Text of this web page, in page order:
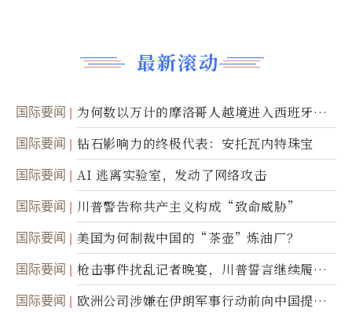
最新滚动
国际要闻
为何数以万计的摩洛哥人越境进入西班牙休
达
国际要闻 钻石影响力的终极代表：安托瓦内特珠宝
国际要闻 AI 逃离实验室，发动了网络攻击
国际要闻 川普警告称共产主义构成“致命威胁”
国际要闻 美国为何制裁中国的“茶壶”炼油厂？
国际要闻
枪击事件扰乱记者晚宴，川普誓言继续履行
职责
国际要闻
欧洲公司涉嫌在伊朗军事行动前向中国提供